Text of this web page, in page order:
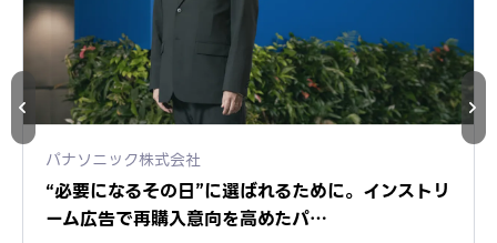
パナソニック株式会社
“必要になるその日”に選ばれるために。インストリ
ーム広告で再購入意向を高めたパ…